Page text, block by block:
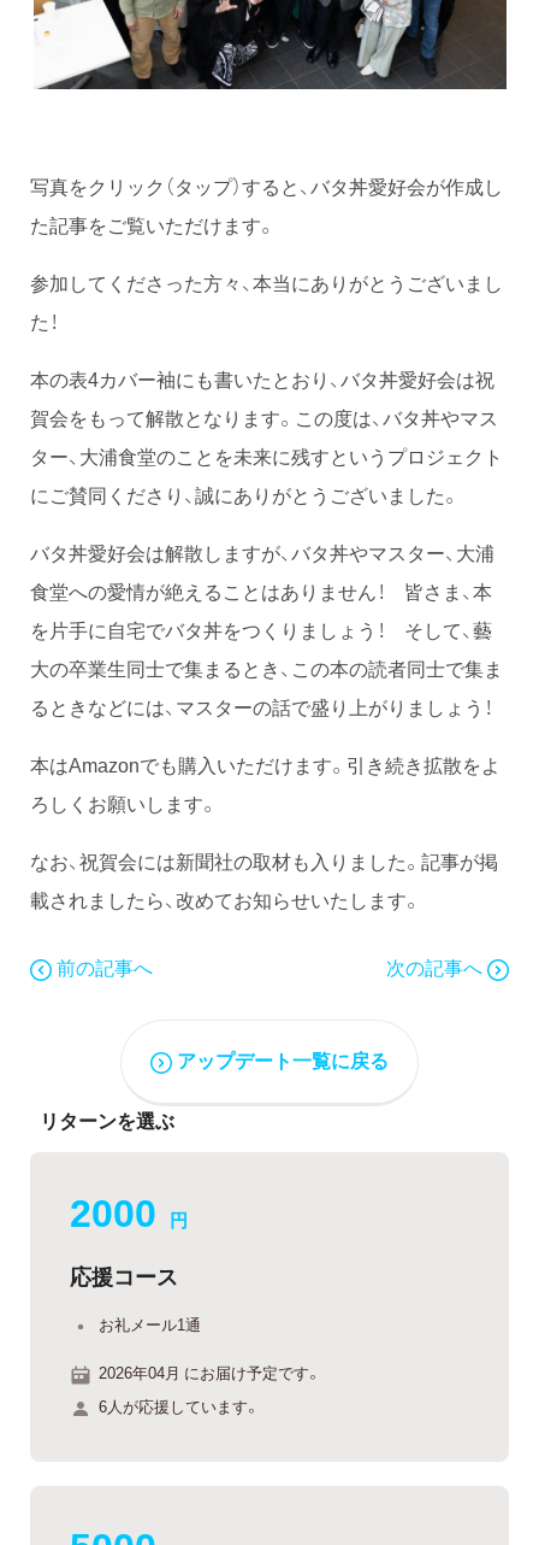
写真をクリック（タップ）すると、バタ丼愛好会が作成し
た記事をご覧いただけます。
参加してくださった方々、本当にありがとうございまし
た！
本の表4カバー袖にも書いたとおり、バタ丼愛好会は祝
賀会をもって解散となります。この度は、バタ丼やマス
ター、大浦食堂のことを未来に残すというプロジェクト
にご賛同くださり、誠にありがとうございました。
バタ丼愛好会は解散しますが、バタ丼やマスター、大浦
食堂への愛情が絶えることはありません！ 皆さま、本
を片手に自宅でバタ丼をつくりましょう！ そして、藝
大の卒業生同士で集まるとき、この本の読者同士で集ま
るときなどには、マスターの話で盛り上がりましょう！
本はAmazonでも購入いただけます。引き続き拡散をよ
ろしくお願いします。
なお、祝賀会には新聞社の取材も入りました。記事が掲
載されましたら、改めてお知らせいたします。
前の記事へ 次の記事へ
アップデート一覧に戻る
リターンを選ぶ
2000 円
応援コース
お礼メール1通
2026年04月 にお届け予定です。
6人が応援しています。